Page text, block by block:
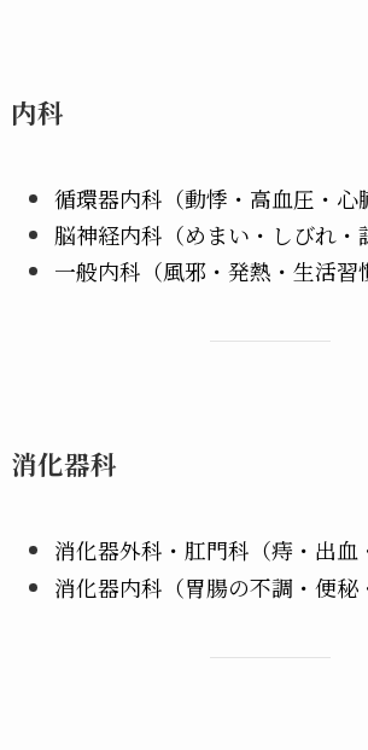
内科
循環器内科（動悸・高血圧・心
脳神経内科（めまい・しびれ・
一般内科（風邪・発熱・生活習
消化器科
消化器外科・肛門科（痔・出血
消化器内科（胃腸の不調・便秘